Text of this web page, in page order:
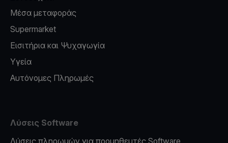
Μέσα μεταφοράς
Supermarket
Εισιτήρια και Ψυχαγωγία
Υγεία
Αυτόνομες Πληρωμές
Λύσεις Software
Λύσεις πληρωμών για προμηθευτές Software